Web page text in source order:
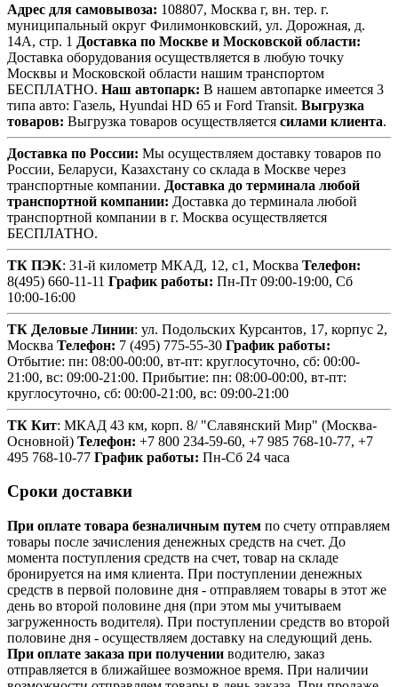
Адрес для самовывоза: 108807, Москва г, вн. тер. г.
муниципальный округ Филимонковский, ул. Дорожная, д.
14А, стр. 1 Доставка по Москве и Московской области:
Доставка оборудования осуществляется в любую точку
Москвы и Московской области нашим транспортом
БЕСПЛАТНО. Наш автопарк: В нашем автопарке имеется 3
типа авто: Газель, Hyundai HD 65 и Ford Transit. Выгрузка
товаров: Выгрузка товаров осуществляется силами клиента.
Доставка по России: Мы осуществляем доставку товаров по
России, Беларуси, Казахстану со склада в Москве через
транспортные компании. Доставка до терминала любой
транспортной компании: Доставка до терминала любой
транспортной компании в г. Москва осуществляется
БЕСПЛАТНО.
ТК ПЭК: 31-й километр МКАД, 12, с1, Москва Телефон:
8(495) 660-11-11 График работы: Пн-Пт 09:00-19:00, Сб
10:00-16:00
ТК Деловые Линии: ул. Подольских Курсантов, 17, корпус 2,
Москва Телефон: 7 (495) 775-55-30 График работы:
Отбытие: пн: 08:00-00:00, вт-пт: круглосуточно, сб: 00:00-
21:00, вс: 09:00-21:00. Прибытие: пн: 08:00-00:00, вт-пт:
круглосуточно, сб: 00:00-21:00, вс: 09:00-21:00
ТК Кит: МКАД 43 км, корп. 8/ "Славянский Мир" (Москва-
Основной) Телефон: +7 800 234-59-60, +7 985 768-10-77, +7
495 768-10-77 График работы: Пн-Сб 24 часа
Сроки доставки
При оплате товара безналичным путем по счету отправляем
товары после зачисления денежных средств на счет. До
момента поступления средств на счет, товар на складе
бронируется на имя клиента. При поступлении денежных
средств в первой половине дня - отправляем товары в этот же
день во второй половине дня (при этом мы учитываем
загруженность водителя). При поступлении средств во второй
половине дня - осуществляем доставку на следующий день.
При оплате заказа при получении водителю, заказ
отправляется в ближайшее возможное время. При наличии